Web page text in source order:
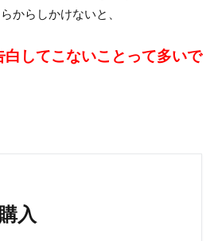
からしかけないと、
してこないことって多いで
入